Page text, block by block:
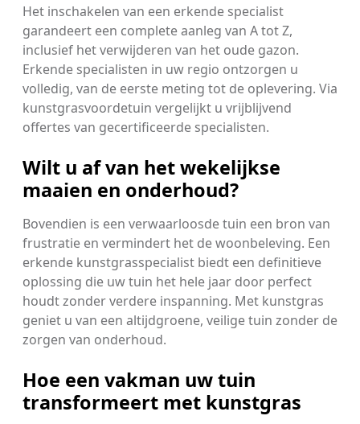
Het inschakelen van een erkende specialist
garandeert een complete aanleg van A tot Z,
inclusief het verwijderen van het oude gazon.
Erkende specialisten in uw regio ontzorgen u
volledig, van de eerste meting tot de oplevering. Via
kunstgrasvoordetuin vergelijkt u vrijblijvend
offertes van gecertificeerde specialisten.
Wilt u af van het wekelijkse
maaien en onderhoud?
Bovendien is een verwaarloosde tuin een bron van
frustratie en vermindert het de woonbeleving. Een
erkende kunstgrasspecialist biedt een definitieve
oplossing die uw tuin het hele jaar door perfect
houdt zonder verdere inspanning. Met kunstgras
geniet u van een altijdgroene, veilige tuin zonder de
zorgen van onderhoud.
Hoe een vakman uw tuin
transformeert met kunstgras